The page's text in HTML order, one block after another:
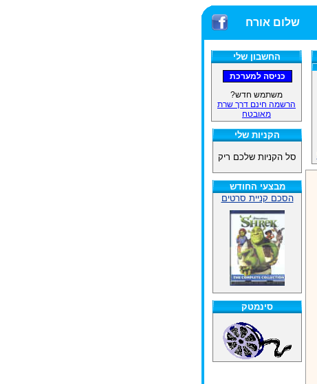
שלום אורח
החשבון שלי
משתמש חדש?
הרשמה חינם דרך שרת
מאובטח
הקניות שלי
סל הקניות שלכם ריק
מבצעי החודש
הסכם קניית סרטים
סינמטק